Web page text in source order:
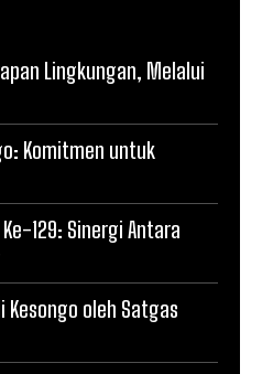
Lingkungan, Melalui
Komitmen untuk
129: Sinergi Antara
Kesongo oleh Satgas